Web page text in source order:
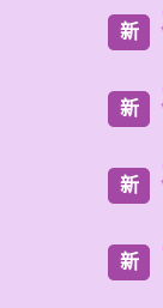
新
新
新
新